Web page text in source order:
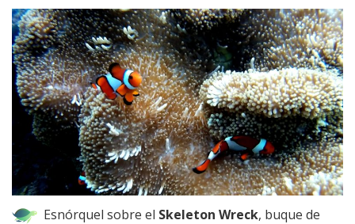
Esnórquel sobre el Skeleton Wreck, buque de